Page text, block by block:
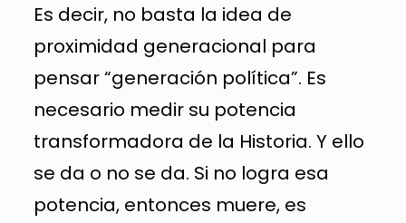
Es decir, no basta la idea de
proximidad generacional para
pensar “generación política”. Es
necesario medir su potencia
transformadora de la Historia. Y ello
se da o no se da. Si no logra esa
potencia, entonces muere, es